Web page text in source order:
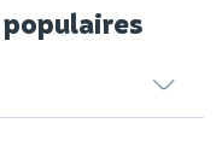
populaires